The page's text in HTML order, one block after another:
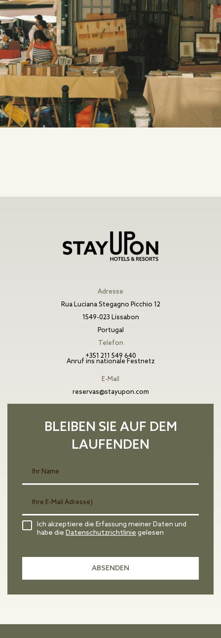
Adresse
Rua Luciana Stegagno Picchio 12
1549-023 Lissabon
Portugal
Telefon
+351 211 549 640
Anruf ins nationale Festnetz
E-Mail
reservas@stayupon.com
BLEIBEN SIE AUF DEM
LAUFENDEN
Ich akzeptiere die Erfassung meiner Daten und
habe die Datenschutzrichtlinie gelesen